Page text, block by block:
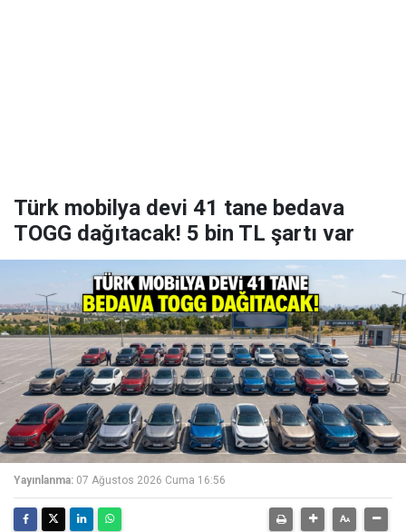
Türk mobilya devi 41 tane bedava
TOGG dağıtacak! 5 bin TL şartı var
Yayınlanma: 07 Ağustos 2026 Cuma 16:56